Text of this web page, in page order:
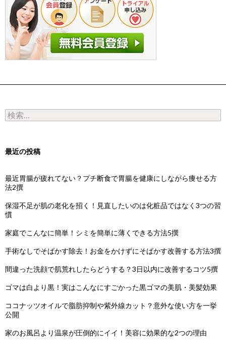
検索:
最近の投稿
最近胃腸が疲れてない？プチ断食で胃腸を健康にしながら痩せる方
法2撰
保湿不足が肌の老化を招く！見直したいのは化粧品ではなく3つの習
慣
家庭でこんなに簡単！シミを簡単に薄くできる方法5撰
手術なしでそばかす除去！お金をかけずにそばかす改善する方法3撰
間違った洗顔で肌荒れしたらどうする？3日以内に改善するコツ5撰
ゴマは白より黒！実はこんなにすごかった黒ゴマの美肌・美髪効果
ココナッツオイルで脂肪抑制や紫外線カット？意外な使い方を一挙
公開
家のお風呂より温泉が圧倒的にイイ！美容に効果的な2つの理由